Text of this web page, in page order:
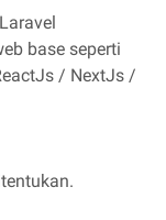
base seperti
/ NextJs /